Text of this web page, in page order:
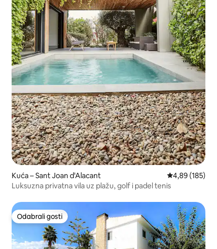
Kuća – Sant Joan d'Alacant Prosječna
4,89 (185)
Luksuzna privatna vila uz plažu, golf i padel tenis
Odabrali gosti
Odabrali gosti